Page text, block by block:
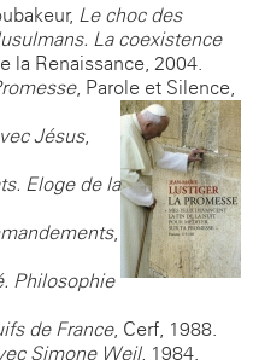
Le choc des
La coexistence
la Renaissance, 2004.
, Parole et Silence,
Jésus,
Eloge de la
,
Philosophie
de France, Cerf, 1988.
Simone Weil, 1984.